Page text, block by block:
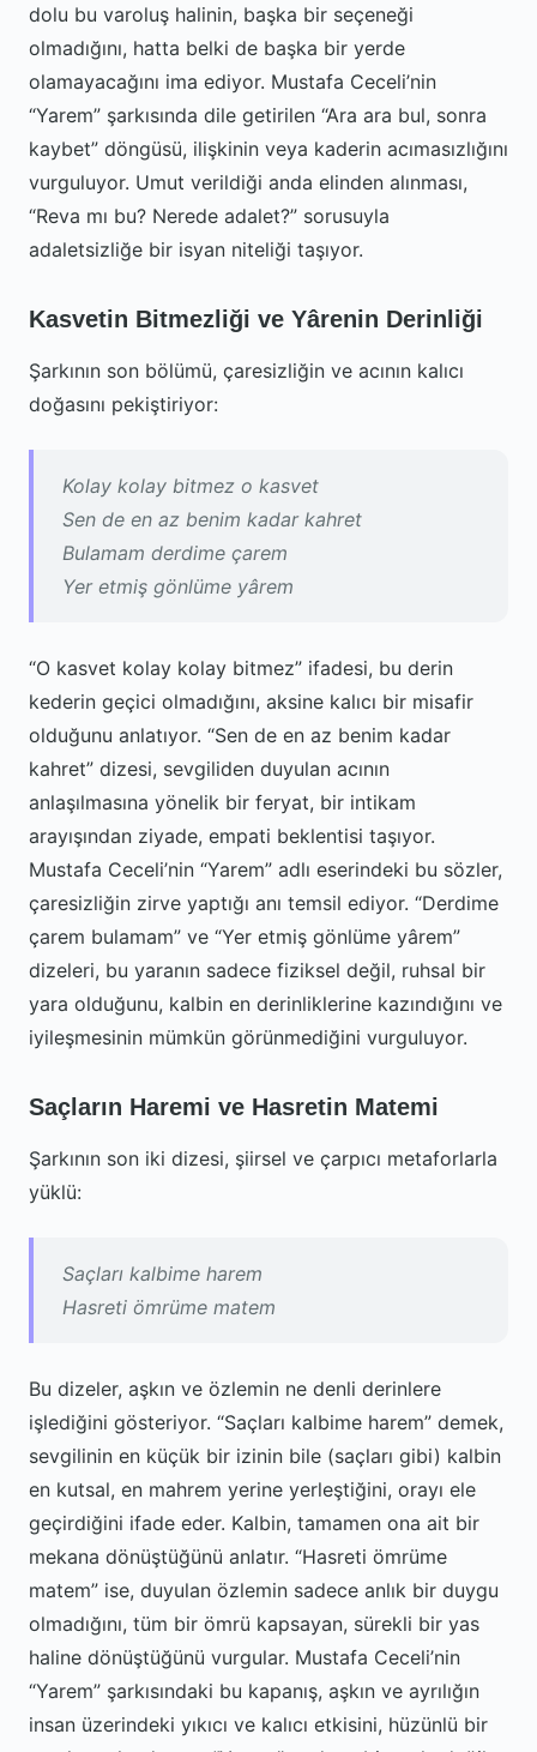
dolu bu varoluş halinin, başka bir seçeneği
olmadığını, hatta belki de başka bir yerde
olamayacağını ima ediyor. Mustafa Ceceli’nin
“Yarem” şarkısında dile getirilen “Ara ara bul, sonra
kaybet” döngüsü, ilişkinin veya kaderin acımasızlığını
vurguluyor. Umut verildiği anda elinden alınması,
“Reva mı bu? Nerede adalet?” sorusuyla
adaletsizliğe bir isyan niteliği taşıyor.
Kasvetin Bitmezliği ve Yârenin Derinliği
Şarkının son bölümü, çaresizliğin ve acının kalıcı
doğasını pekiştiriyor:
Kolay kolay bitmez o kasvet
Sen de en az benim kadar kahret
Bulamam derdime çarem
Yer etmiş gönlüme yârem
“O kasvet kolay kolay bitmez” ifadesi, bu derin
kederin geçici olmadığını, aksine kalıcı bir misafir
olduğunu anlatıyor. “Sen de en az benim kadar
kahret” dizesi, sevgiliden duyulan acının
anlaşılmasına yönelik bir feryat, bir intikam
arayışından ziyade, empati beklentisi taşıyor.
Mustafa Ceceli’nin “Yarem” adlı eserindeki bu sözler,
çaresizliğin zirve yaptığı anı temsil ediyor. “Derdime
çarem bulamam” ve “Yer etmiş gönlüme yârem”
dizeleri, bu yaranın sadece fiziksel değil, ruhsal bir
yara olduğunu, kalbin en derinliklerine kazındığını ve
iyileşmesinin mümkün görünmediğini vurguluyor.
Saçların Haremi ve Hasretin Matemi
Şarkının son iki dizesi, şiirsel ve çarpıcı metaforlarla
yüklü:
Saçları kalbime harem
Hasreti ömrüme matem
Bu dizeler, aşkın ve özlemin ne denli derinlere
işlediğini gösteriyor. “Saçları kalbime harem” demek,
sevgilinin en küçük bir izinin bile (saçları gibi) kalbin
en kutsal, en mahrem yerine yerleştiğini, orayı ele
geçirdiğini ifade eder. Kalbin, tamamen ona ait bir
mekana dönüştüğünü anlatır. “Hasreti ömrüme
matem” ise, duyulan özlemin sadece anlık bir duygu
olmadığını, tüm bir ömrü kapsayan, sürekli bir yas
haline dönüştüğünü vurgular. Mustafa Ceceli’nin
“Yarem” şarkısındaki bu kapanış, aşkın ve ayrılığın
insan üzerindeki yıkıcı ve kalıcı etkisini, hüzünlü bir